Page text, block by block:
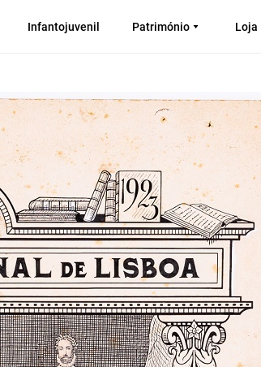
Infantojuvenil Património Loja